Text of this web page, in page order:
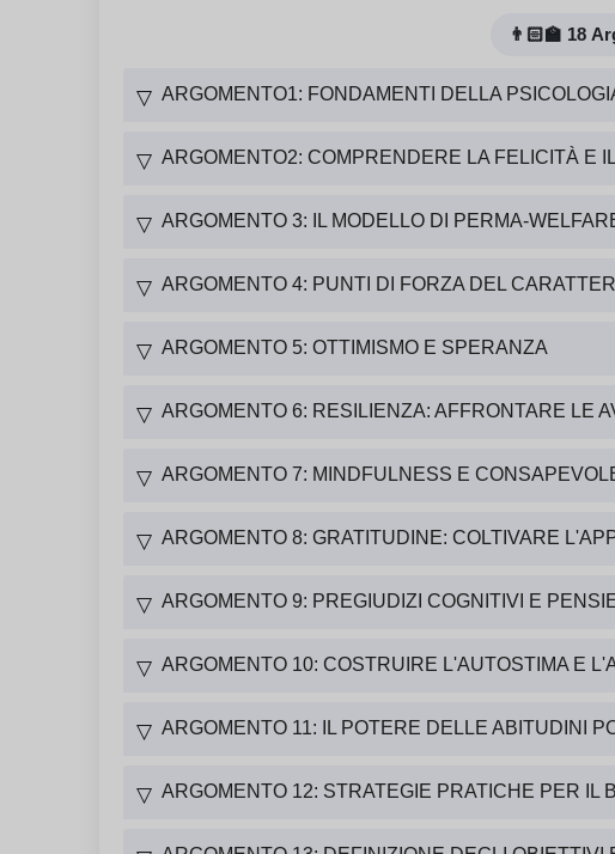
👨🏻‍🏫 18
▽ ARGOMENTO1: FONDAMENTI DELLA
▽ ARGOMENTO2: COMPRENDERE LA FELICITÀ E
▽ ARGOMENTO 3: IL MODELLO DI PERMA-
▽ ARGOMENTO 4: PUNTI DI FORZA DEL
▽ ARGOMENTO 5: OTTIMISMO E SPERANZA
▽ ARGOMENTO 6: RESILIENZA: AFFRONTARE LE
▽ ARGOMENTO 7: MINDFULNESS E
▽ ARGOMENTO 8: GRATITUDINE: COLTIVARE
▽ ARGOMENTO 9: PREGIUDIZI COGNITIVI E
▽ ARGOMENTO 10: COSTRUIRE L'AUTOSTIMA E
▽ ARGOMENTO 11: IL POTERE DELLE ABITUDINI
▽ ARGOMENTO 12: STRATEGIE PRATICHE PER IL